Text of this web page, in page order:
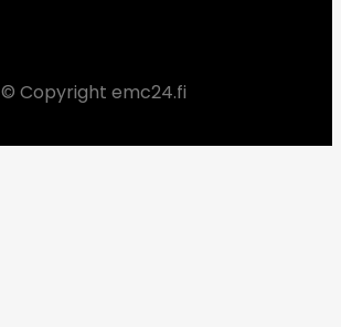
© Copyright emc24.fi